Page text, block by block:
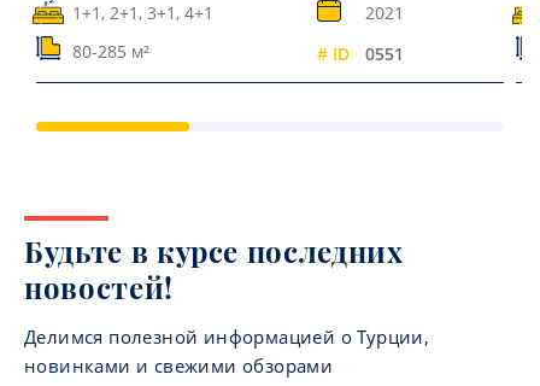
1+1, 2+1, 3+1, 4+1
2021
80-285 м²
# ID 0551
Будьте в курсе последних
новостей!
Делимся полезной информацией о Турции,
новинками и свежими обзорами